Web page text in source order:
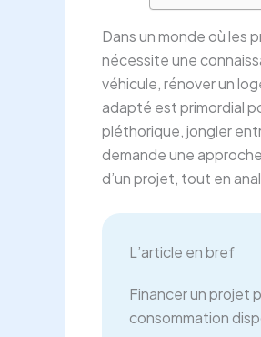
Dans un monde où les
nécessite une
véhicule, rénover un
adapté est primordial
pléthorique, jongler
demande une
d’un projet, tout en
L’article en bref
Financer un projet
consommation